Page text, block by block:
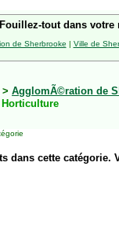
Fouillez-tout dans votre
de Sherbrooke | Ville de
> AgglomÃ©ration de
dans cette